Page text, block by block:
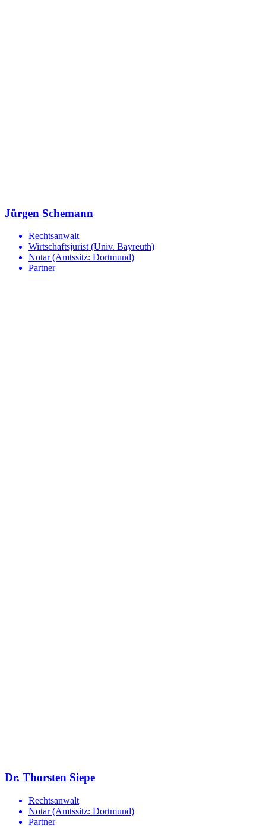
Jürgen Schemann
Rechtsanwalt
Wirtschaftsjurist (Univ. Bayreuth)
Notar (Amtssitz: Dortmund)
Partner
Dr. Thorsten Siepe
Rechtsanwalt
Notar (Amtssitz: Dortmund)
Partner